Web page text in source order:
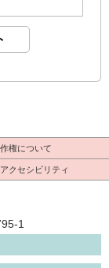
権について
クセシビリティ
1